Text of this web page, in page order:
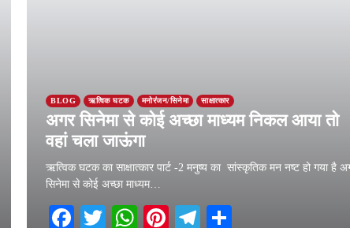
BLOG ऋत्विक घटक मनोरंजन/सिनेमा साक्षात्कार
अगर सिनेमा से कोई अच्छा माध्यम निकल आया तो
वहां चला जाऊंगा
ऋत्विक घटक का साक्षात्कार पार्ट -2 मनुष्य का सांस्कृतिक मन नष्ट हो गया है
सिनेमा से कोई अच्छा माध्यम…
Facebook
TwitterWhatsApp
PinterestTelegram